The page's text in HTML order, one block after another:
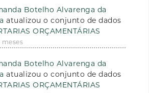
Botelho Alvarenga da
atualizou o conjunto de dados
ORÇAMENTÁRIAS
meses
Botelho Alvarenga da
atualizou o conjunto de dados
ORÇAMENTÁRIAS